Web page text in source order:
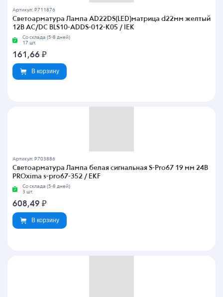
Артикул: P711876
Светоарматура Лампа AD22DS(LED)матрица d22мм желтый
12В AC/DC BLS10-ADDS-012-K05 / IEK
Со склада (5-8 дней)
17 шт.
161,66 ₽
В корзину
Артикул: P703886
Светоарматура Лампа белая сигнальная S-Pro67 19 мм 24В
PROxima s-pro67-352 / EKF
Со склада (5-8 дней)
3 шт.
608,49 ₽
В корзину